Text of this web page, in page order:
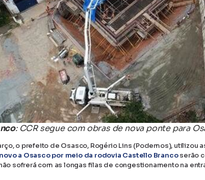
: CCR segue com obras de nova ponte para
o prefeito de Osasco, Rogério Lins (Podemos), utilizou
a Osasco por meio da rodovia Castello Brancoserão
sofrerá com as longas filas de congestionamento na